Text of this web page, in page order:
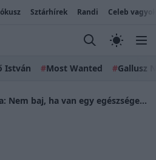
Sztárhírek Randi Celeb
István #Most Wanted #Gallusz
Le Marietta: Nem baj, ha van egy egészséges félelem attól, hogy olyanokká válunk, mint a hagyományos pártok